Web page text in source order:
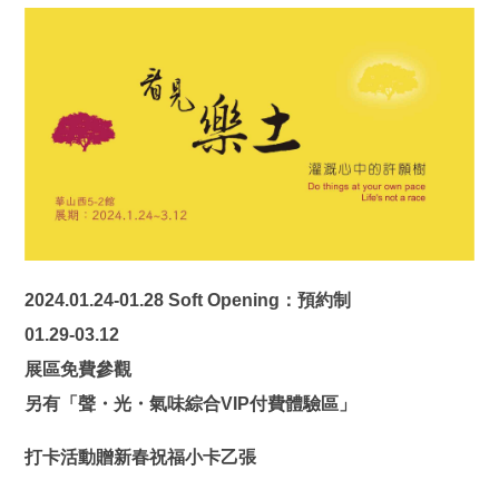
2024.01.24-01.28 Soft Opening：預約制
01.29-03.12
展區免費參觀
另有「聲・光・氣味綜合VIP付費體驗區」
打卡活動贈新春祝福小卡乙張